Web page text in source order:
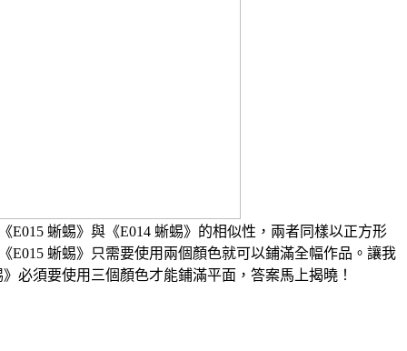
E015 蜥蜴》與《E014 蜥蜴》的相似性，兩者同樣以正方形
E015 蜥蜴》只需要使用兩個顏色就可以鋪滿全幅作品。讓我
必須要使用三個顏色才能鋪滿平面，答案馬上揭曉！